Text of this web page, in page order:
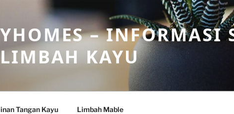
– INFORMASI
KAYU
Tangan Kayu Limbah Mable